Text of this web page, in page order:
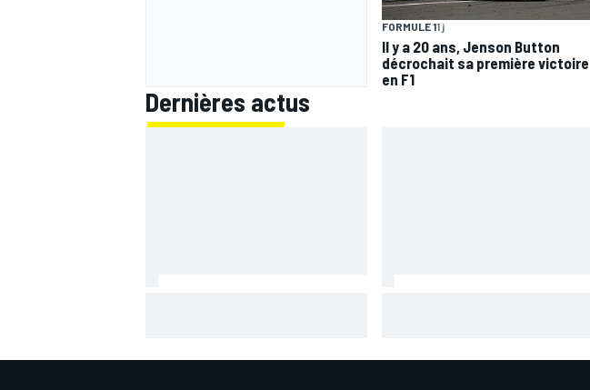
FORMULE 11 j
Il y a 20 ans, Jenson Button
décrochait sa première victoire
en F1
Dernières actus